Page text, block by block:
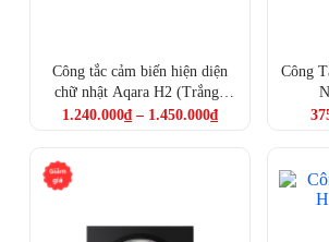
Công tắc cảm biến hiện diện
chữ nhật Aqara H2 (Trắng)
(WS-K22D)
1.240.000₫ – 1.450.000₫
Công